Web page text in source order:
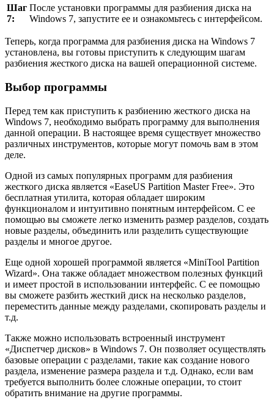
Шаг
7:
После установки программы для разбиения диска на
Windows 7, запустите ее и ознакомьтесь с интерфейсом.
Теперь, когда программа для разбиения диска на Windows 7
установлена, вы готовы приступить к следующим шагам
разбиения жесткого диска на вашей операционной системе.
Выбор программы
Перед тем как приступить к разбиению жесткого диска на
Windows 7, необходимо выбрать программу для выполнения
данной операции. В настоящее время существует множество
различных инструментов, которые могут помочь вам в этом
деле.
Одной из самых популярных программ для разбиения
жесткого диска является «EaseUS Partition Master Free». Это
бесплатная утилита, которая обладает широким
функционалом и интуитивно понятным интерфейсом. С ее
помощью вы сможете легко изменить размер разделов, создать
новые разделы, объединить или разделить существующие
разделы и многое другое.
Еще одной хорошей программой является «MiniTool Partition
Wizard». Она также обладает множеством полезных функций
и имеет простой в использовании интерфейс. С ее помощью
вы сможете разбить жесткий диск на несколько разделов,
переместить данные между разделами, скопировать разделы и
т.д.
Также можно использовать встроенный инструмент
«Диспетчер дисков» в Windows 7. Он позволяет осуществлять
базовые операции с разделами, такие как создание нового
раздела, изменение размера раздела и т.д. Однако, если вам
требуется выполнить более сложные операции, то стоит
обратить внимание на другие программы.